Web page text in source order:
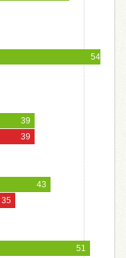
54
39
39
43
35
51